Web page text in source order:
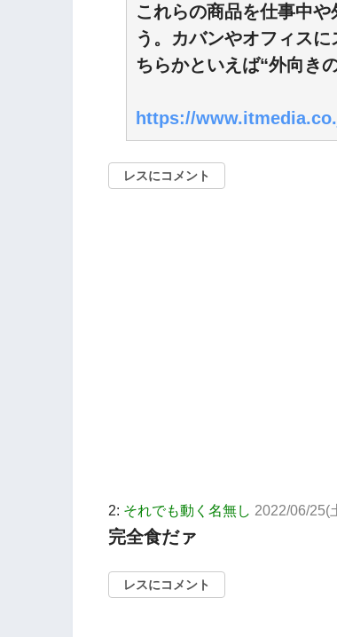
これらの商品を仕事中
う。カバンやオフィス
ちらかといえば“外向き
https://
レスにコメント
2: それでも動く名無し 2022/06/25(
完全食だァ
レスにコメント